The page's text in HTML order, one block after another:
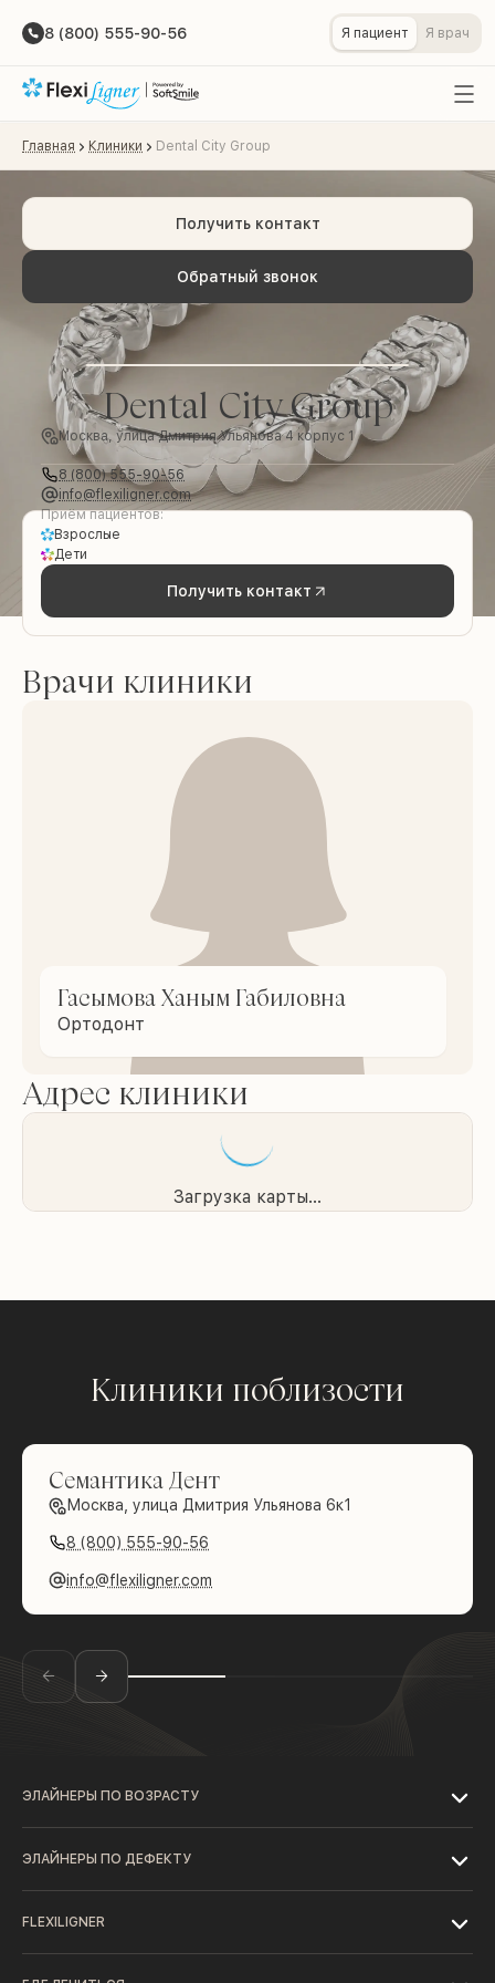
8 (800) 555-90-56 Я пациент Я врач
Главная Клиники Dental City Group
Обратный звонок
Получить контакт
Dental City Group
Москва, улица Дмитрия Ульянова 4 корпус 1
8 (800) 555-90-56
info@flexiligner.com
Приём пациентов:
Взрослые
Дети
Получить контакт
Врачи клиники
Гасымова Ханым Габиловна
Ортодонт
Адрес клиники
Загрузка карты...
Клиники поблизости
Семантика Дент
Москва, улица Дмитрия Ульянова 6к1
8 (800) 555-90-56
info@flexiligner.com
ЭЛАЙНЕРЫ ПО ВОЗРАСТУ
ЭЛАЙНЕРЫ ПО ДЕФЕКТУ
FLEXILIGNER